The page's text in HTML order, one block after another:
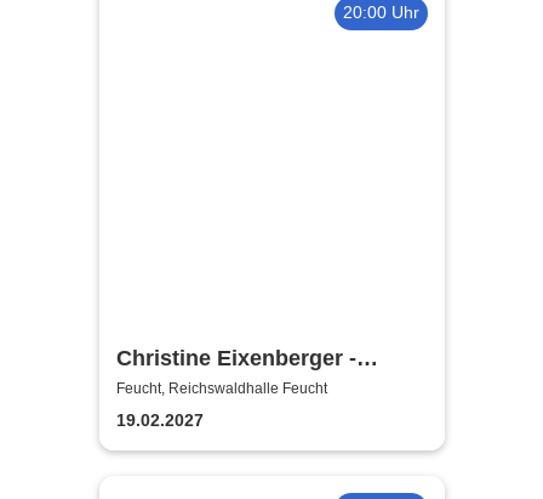
20:00 Uhr
Christine Eixenberger -
Vorpremiere
Feucht, Reichswaldhalle Feucht
19.02.2027